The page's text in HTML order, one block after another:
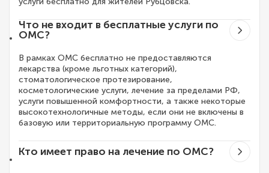
Что не входит в бесплатные услуги по
ОМС?
В рамках ОМС бесплатно не предоставляются
лекарства (кроме льготных категорий),
стоматологическое протезирование,
косметологические услуги, лечение за пределами РФ,
услуги повышенной комфортности, а также некоторые
высокотехнологичные методы, если они не включены в
базовую или территориальную программу ОМС.
Кто имеет право на лечение по ОМС?